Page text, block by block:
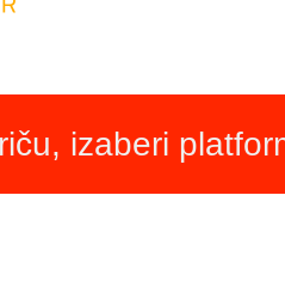
izaberi